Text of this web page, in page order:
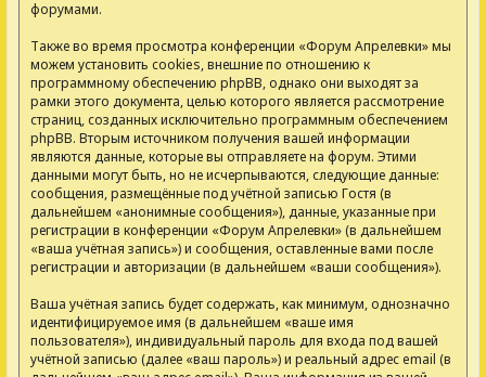
форумами.
Также во время просмотра конференции «Форум Апрелевки» мы
можем установить cookies, внешние по отношению к
программному обеспечению phpBB, однако они выходят за
рамки этого документа, целью которого является рассмотрение
страниц, созданных исключительно программным обеспечением
phpBB. Вторым источником получения вашей информации
являются данные, которые вы отправляете на форум. Этими
данными могут быть, но не исчерпываются, следующие данные:
сообщения, размещённые под учётной записью Гостя (в
дальнейшем «анонимные сообщения»), данные, указанные при
регистрации в конференции «Форум Апрелевки» (в дальнейшем
«ваша учётная запись») и сообщения, оставленные вами после
регистрации и авторизации (в дальнейшем «ваши сообщения»).
Ваша учётная запись будет содержать, как минимум, однозначно
идентифицируемое имя (в дальнейшем «ваше имя
пользователя»), индивидуальный пароль для входа под вашей
учётной записью (далее «ваш пароль») и реальный адрес email (в